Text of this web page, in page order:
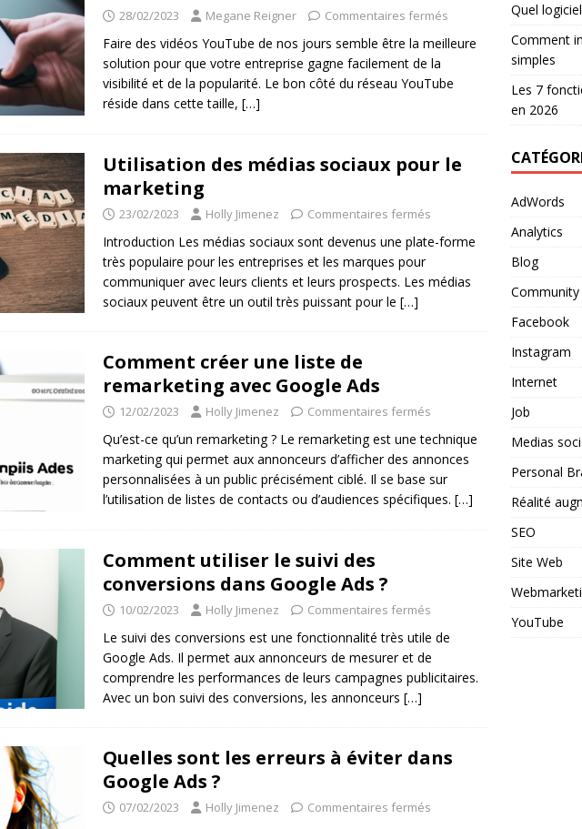
28/02/2023 Megane Reigner Commentaires fermés
Faire des vidéos YouTube de nos jours semble être la meilleure
solution pour que votre entreprise gagne facilement de la
visibilité et de la popularité. Le bon côté du réseau YouTube
réside dans cette taille, […]
Utilisation des médias sociaux pour le
marketing
23/02/2023 Holly Jimenez Commentaires fermés
Introduction Les médias sociaux sont devenus une plate-forme
très populaire pour les entreprises et les marques pour
communiquer avec leurs clients et leurs prospects. Les médias
sociaux peuvent être un outil très puissant pour le […]
Comment créer une liste de
remarketing avec Google Ads
12/02/2023 Holly Jimenez Commentaires fermés
Qu’est-ce qu’un remarketing ? Le remarketing est une technique
marketing qui permet aux annonceurs d’afficher des annonces
personnalisées à un public précisément ciblé. Il se base sur
l’utilisation de listes de contacts ou d’audiences spécifiques. […]
Comment utiliser le suivi des
conversions dans Google Ads ?
10/02/2023 Holly Jimenez Commentaires fermés
Le suivi des conversions est une fonctionnalité très utile de
Google Ads. Il permet aux annonceurs de mesurer et de
comprendre les performances de leurs campagnes publicitaires.
Avec un bon suivi des conversions, les annonceurs […]
Quelles sont les erreurs à éviter dans
Google Ads ?
07/02/2023 Holly Jimenez Commentaires fermés
Quel
Comment
simples
Les 7
en 2026
AdWords
Analytics
Blog
Facebook
Instagram
Internet
Job
Medias
Personal
Réalité
SEO
Site Web
YouTube